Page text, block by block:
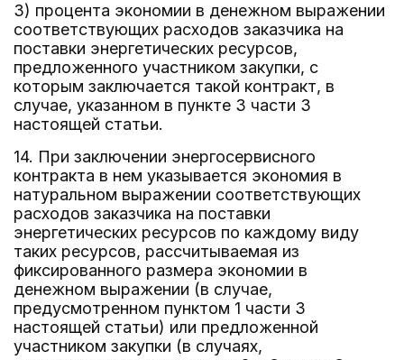
3) процента экономии в денежном выражении
соответствующих расходов заказчика на
поставки энергетических ресурсов,
предложенного участником закупки, с
которым заключается такой контракт, в
случае, указанном в пункте 3 части 3
настоящей статьи.
14. При заключении энергосервисного
контракта в нем указывается экономия в
натуральном выражении соответствующих
расходов заказчика на поставки
энергетических ресурсов по каждому виду
таких ресурсов, рассчитываемая из
фиксированного размера экономии в
денежном выражении (в случае,
предусмотренном пунктом 1 части 3
настоящей статьи) или предложенной
участником закупки (в случаях,